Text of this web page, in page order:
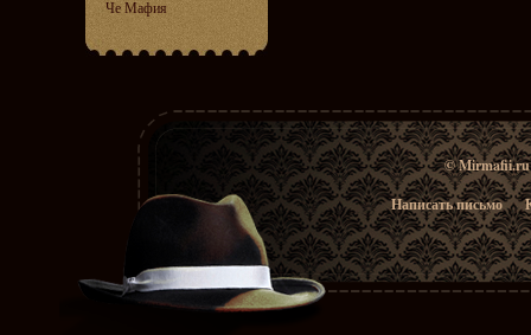
Че Мафия
© Mirmafii.ru
Написать письмо